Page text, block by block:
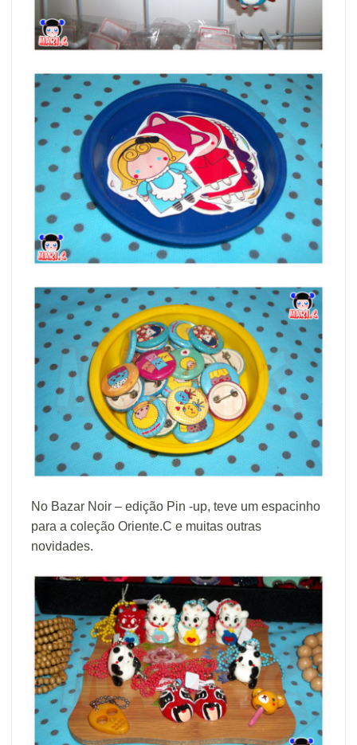
No Bazar Noir – edição Pin -up, teve um espacinho
para a coleção Oriente.C e muitas outras
novidades.